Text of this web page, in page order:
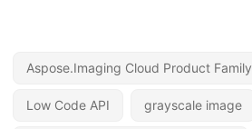
Aspose.Imaging Cloud Product Family
Low Code API grayscale image